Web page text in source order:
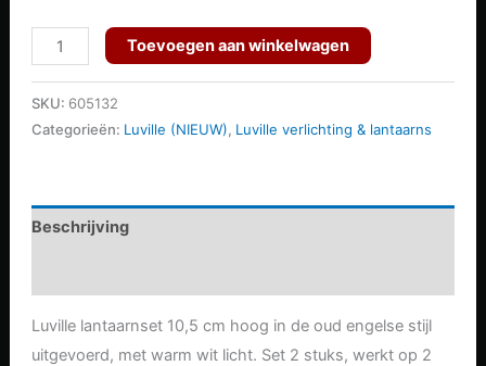
€11.99.€9.59.
Lantaarns
oude
stijl
Luville
Toevoegen aan winkelwagen
SKU: 605132
Categorieën: Luville (NIEUW), Luville verlichting & lantaarns
Beschrijving
Luville lantaarnset 10,5 cm hoog in de oud engelse stijl
uitgevoerd, met warm wit licht. Set 2 stuks, werkt op 2